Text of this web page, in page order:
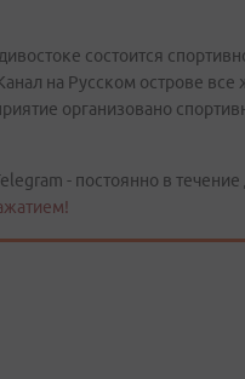
состоится
на Русском острове
организовано
- постоянно в течение